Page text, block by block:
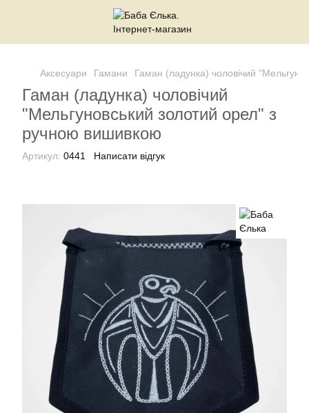
Аксесуари Гамани Гаман (ладунка) чоловічий
Гаман (ладунка) чоловічий
"Мельгуновський золотий орел" з
ручною вишивкою
Артикул: 0441 Написати відгук